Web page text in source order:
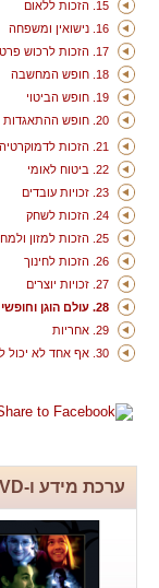
ערכת מידע ו-DVD בחינם
15. הזכות ללאום
16. נישואין ומשפחה
17. הזכות לרכוש פרטי
18. חופש המחשבה
19. חופש הביטוי
20. חופש ההתאגדות הציבורית
21. הזכות לדמוקרטיה
22. ביטוח לאומי
23. זכויות עובדים
24. הזכות לשחק
25. הזכות למזון ולמחסה
26. הזכות לחינוך
27. זכויות יוצרים
28. עולם הוגן וחופשי
29. אחריות
30. אף אחד לא יכול לשלול את זכויות האדם שלך